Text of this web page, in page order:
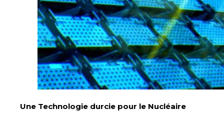
Une Technologie durcie pour le Nucléaire